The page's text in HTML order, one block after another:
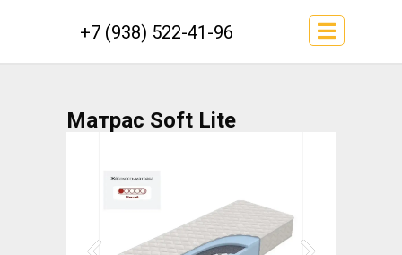
+7 (938) 522-41-96
Матрас Soft Lite